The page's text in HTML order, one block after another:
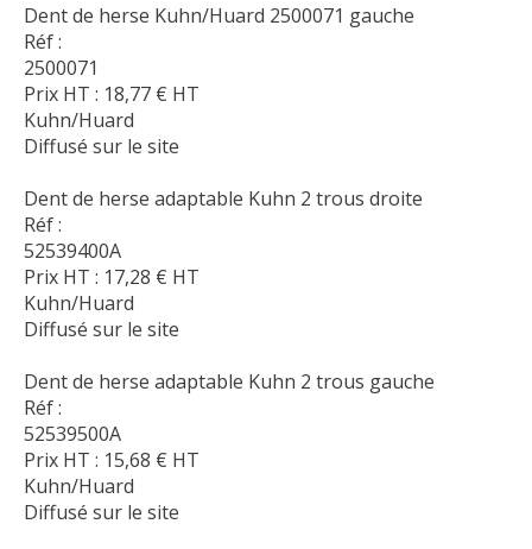
Dent de herse Kuhn/Huard 2500071 gauche
Réf :
2500071
Prix HT : 18,77 € HT
Kuhn/Huard
Diffusé sur le site
Dent de herse adaptable Kuhn 2 trous droite
Réf :
52539400A
Prix HT : 17,28 € HT
Kuhn/Huard
Diffusé sur le site
Dent de herse adaptable Kuhn 2 trous gauche
Réf :
52539500A
Prix HT : 15,68 € HT
Kuhn/Huard
Diffusé sur le site